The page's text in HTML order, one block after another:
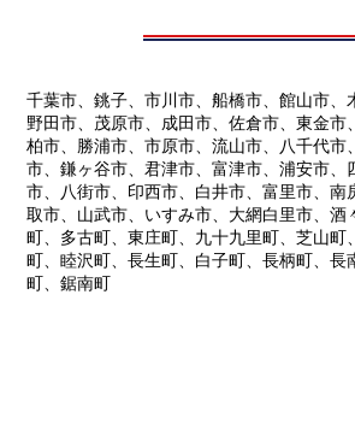
千葉市、銚子、市川市、船橋市、館山市、
野田市、茂原市、成田市、佐倉市、東金市
柏市、勝浦市、市原市、流山市、八千代市
市、鎌ヶ谷市、君津市、富津市、浦安市、
市、八街市、印西市、白井市、富里市、南
取市、山武市、いすみ市、大網白里市、酒
町、多古町、東庄町、九十九里町、芝山町
町、睦沢町、長生町、白子町、長柄町、長
町、鋸南町